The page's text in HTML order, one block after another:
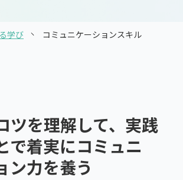
学び コミュニケーションスキル
ツを理解して、実践
で着実にコミュニ
ン力を養う